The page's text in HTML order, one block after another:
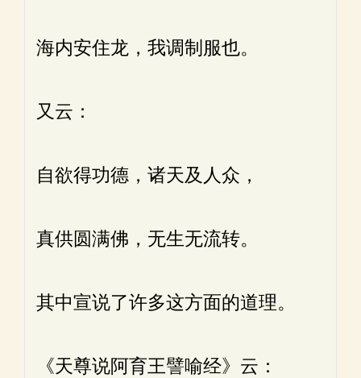
海内安住龙，我调制服也。
又云：
自欲得功德，诸天及人众，
真供圆满佛，无生无流转。
其中宣说了许多这方面的道理。
《天尊说阿育王譬喻经》云：